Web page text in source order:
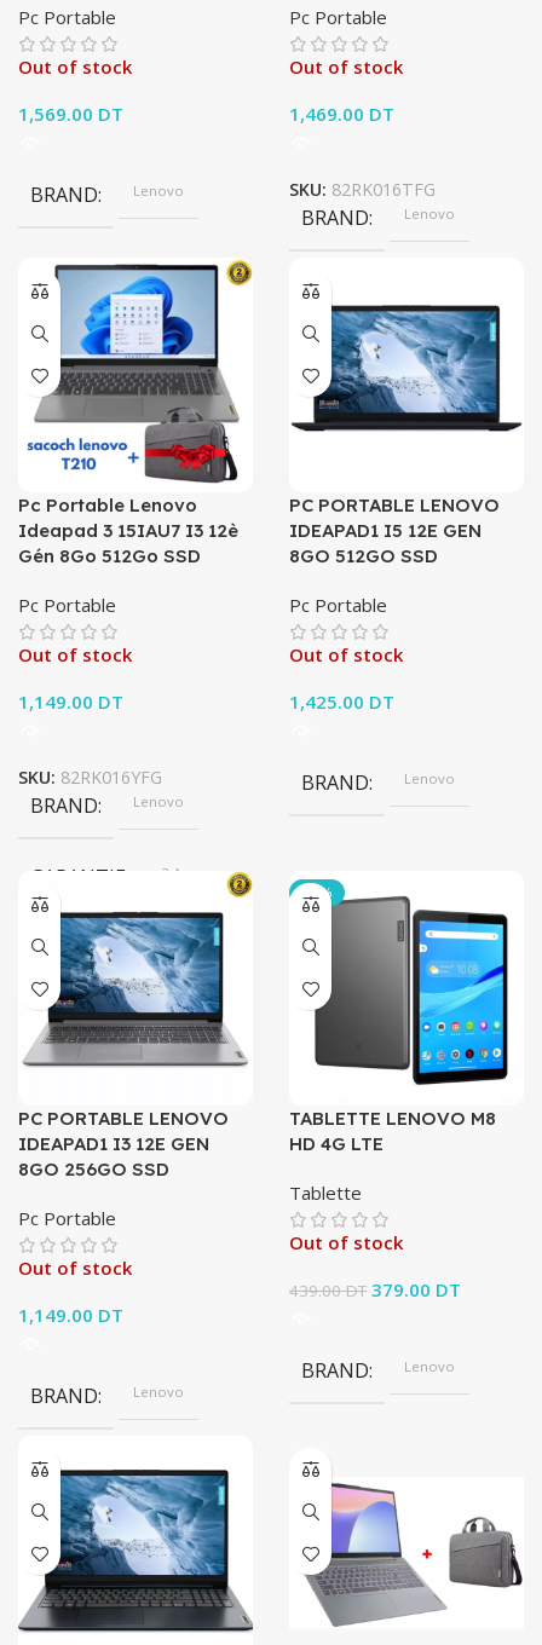
Pc Portable
Out of stock
1,569.00 DT
BRAND Lenovo
Pc Portable
Out of stock
1,469.00 DT
SKU: 82RK016TFG
BRAND Lenovo
Pc Portable Lenovo
Ideapad 3 15IAU7 I3 12è
Gén 8Go 512Go SSD
Pc Portable
Out of stock
1,149.00 DT
SKU: 82RK016YFG
BRAND Lenovo
GARANTIE 2 Ans
GÉNÉRATION DU PROCESSEUR
12È
TYPE DE DISQUE
SSD
15.6
PC PORTABLE LENOVO
IDEAPAD1 I5 12E GEN
8GO 512GO SSD
Pc Portable
Out of stock
1,425.00 DT
BRAND Lenovo
PC PORTABLE LENOVO
IDEAPAD1 I3 12E GEN
8GO 256GO SSD
Pc Portable
Out of stock
1,149.00 DT
BRAND Lenovo
-14%
TABLETTE LENOVO M8
HD 4G LTE
Tablette
Out of stock
439.00DT Le prix initial
379.00 DT
BRAND Lenovo